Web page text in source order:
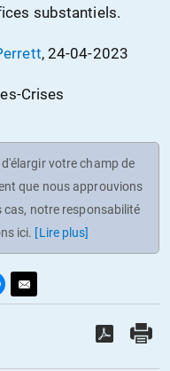
substantiels.
, 24-04-2023
Crises
votre champ de
que nous approuvions
cas, notre responsabilité
ici. [Lire plus]